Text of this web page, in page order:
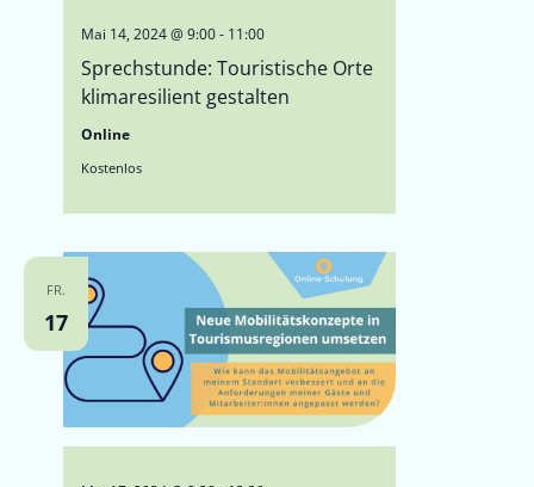
Sprechstunde: Touristische Orte
klimaresilient gestalten
Mai 14, 2024 @ 9:00- 11:00
Online
Kostenlos
FR.
17